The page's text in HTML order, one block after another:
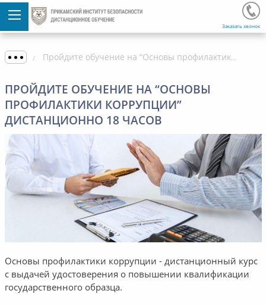
Заказать звонок
Пройдите обучение на “Основы профилактики коррупции” дистанционно 18 часов
ПРОЙДИТЕ ОБУЧЕНИЕ НА “ОСНОВЫ
ПРОФИЛАКТИКИ КОРРУПЦИИ”
ДИСТАНЦИОННО 18 ЧАСОВ
Основы профилактики коррупции - дистанционный курс
с выдачей удостоверения о повышении квалификации
государственного образца.